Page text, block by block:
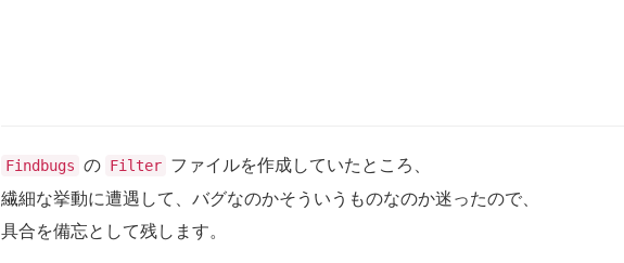
Findbugs の Filter ファイルを作成していたところ、
繊細な挙動に遭遇して、バグなのかそういうものなのか迷ったので、
具合を備忘として残します。